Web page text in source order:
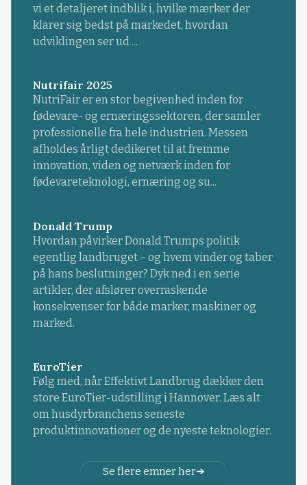
vi et detaljeret indblik i, hvilke mærker der
klarer sig bedst på markedet, hvordan
udviklingen ser ud ...
Nutrifair 2025
NutriFair er en stor begivenhed inden for
fødevare- og ernæringssektoren, der samler
professionelle fra hele industrien. Messen
afholdes årligt dedikeret til at fremme
innovation, viden og netværk inden for
fødevareteknologi, ernæring og su...
Donald Trump
Hvordan påvirker Donald Trumps politik
egentlig landbruget – og hvem vinder og taber
på hans beslutninger? Dyk ned i en serie
artikler, der afslører overraskende
konsekvenser for både marker, maskiner og
marked.
EuroTier
Følg med, når Effektivt Landbrug dækker den
store EuroTier-udstilling i Hannover. Læs alt
om husdyrbranchens seneste
produktinnovationer og de nyeste teknologier.
Se flere emner her